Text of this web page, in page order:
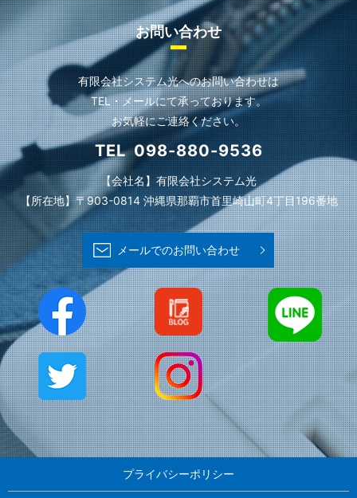
お問い合わせ
有限会社システム光へのお問い合わせは
TEL・メールにて承っております。
お気軽にご連絡ください。
TEL 098-880-9536
【会社名】有限会社システム光
【所在地】〒903-0814 沖縄県那覇市首里崎山町4丁目196番地
メールでのお問い合わせ
プライバシーポリシー